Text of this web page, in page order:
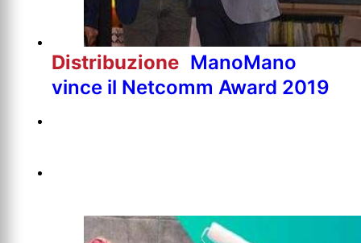
Distribuzione ManoMano
vince il Netcomm Award 2019